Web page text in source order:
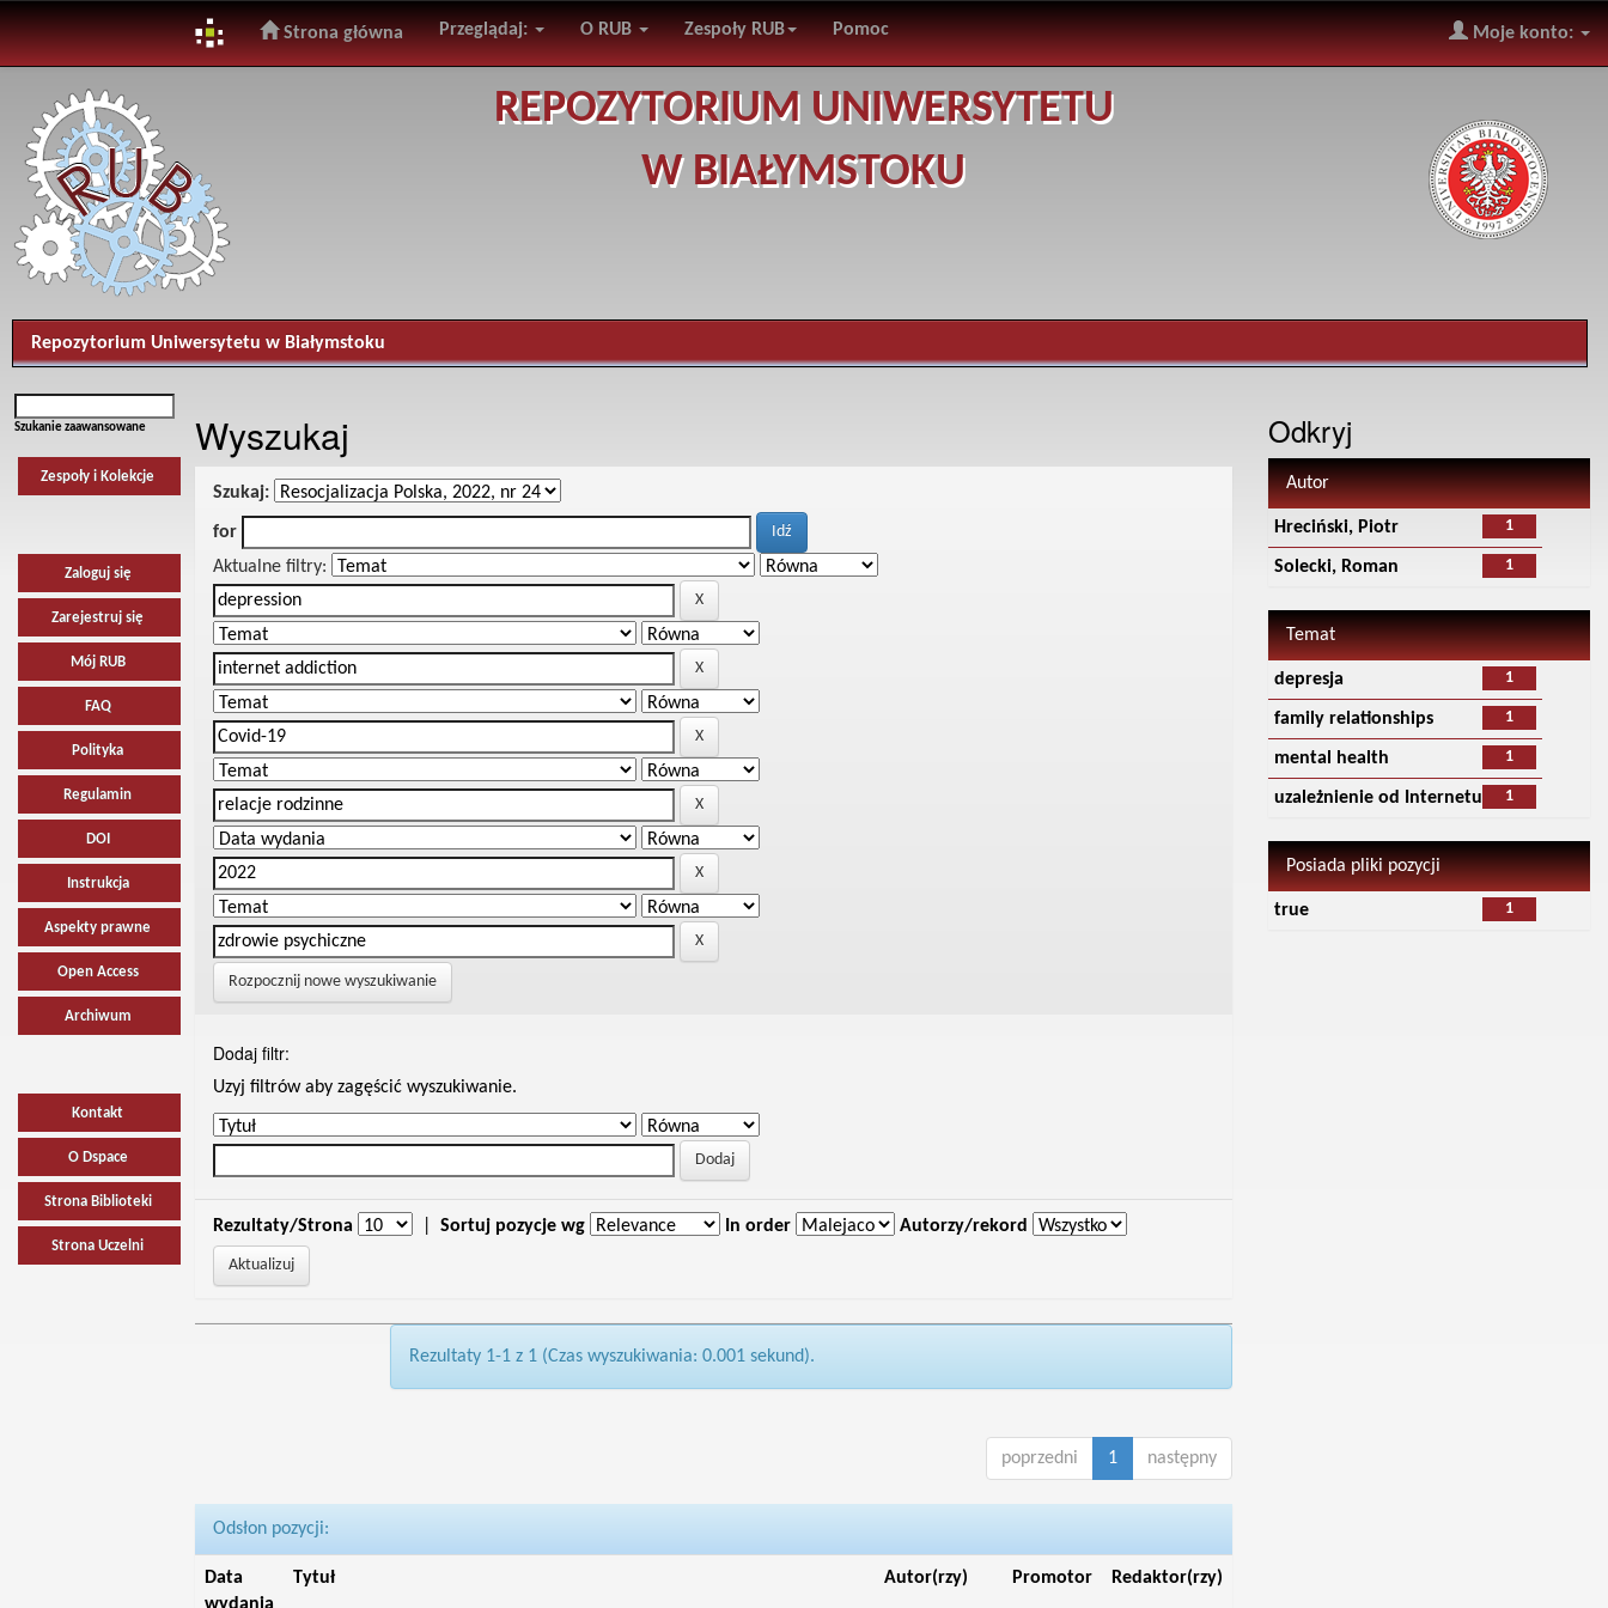
navigation
Strona główna Przeglądaj: O RUB Zespoły RUB Pomoc Moje konto:
REPOZYTORIUM UNIWERSYTETU
W BIAŁYMSTOKU
Repozytorium Uniwersytetu w Białymstoku
Szukanie zaawansowane
Zespoły i Kolekcje
Zaloguj się
Zarejestruj się
Mój RUB
FAQ
Polityka
Regulamin
DOI
Instrukcja
Aspekty prawne
Open Access
Archiwum
Kontakt
O Dspace
Strona Biblioteki
Strona Uczelni
Wyszukaj
Szukaj:
for
Aktualne filtry:
Rozpocznij nowe wyszukiwanie
Dodaj filtr:
Uzyj filtrów aby zagęścić wyszukiwanie.
Rezultaty/Strona Sortuj pozycje wg In order Autorzy/rekord
Rezultaty 1-1 z 1 (Czas wyszukiwania: 0.001 sekund).
poprzedni 1 następny
Odsłon pozycji:
Data
Tytuł Autor(rzy) Promotor Redaktor(rzy)
Odkryj
Autor
1
Hreciński, Piotr
1
Solecki, Roman
Temat
1
depresja
1
family relationships
1
mental health
1
uzależnienie od Internetu
Posiada pliki pozycji
1
true